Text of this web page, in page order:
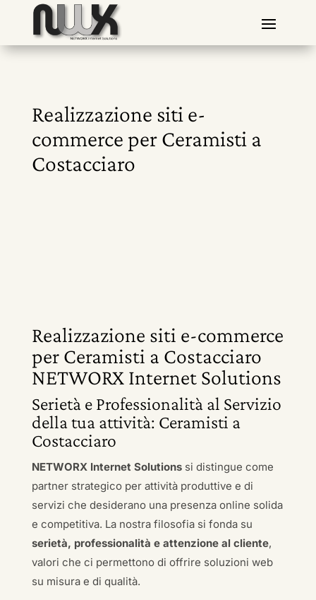
Realizzazione siti e-
commerce per Ceramisti a
Costacciaro
Realizzazione siti e-commerce
per Ceramisti a Costacciaro
NETWORX Internet Solutions
Serietà e Professionalità al Servizio
della tua attività: Ceramisti a
Costacciaro
NETWORX Internet Solutionssi distingue come
partner strategico per attività produttive e di
servizi che desiderano una presenza online solida
e competitiva. La nostra filosofia si fonda su
serietà, professionalità e attenzione al cliente,
valori che ci permettono di offrire soluzioni web
su misura e di qualità.